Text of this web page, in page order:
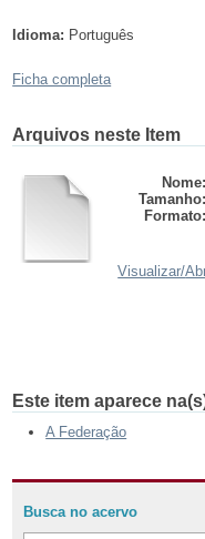
Idioma: Português
Ficha completa
Arquivos neste Item
Nome:
Tamanho:
Formato:
Visualizar/
Este item aparece
A Federação
Busca no acervo